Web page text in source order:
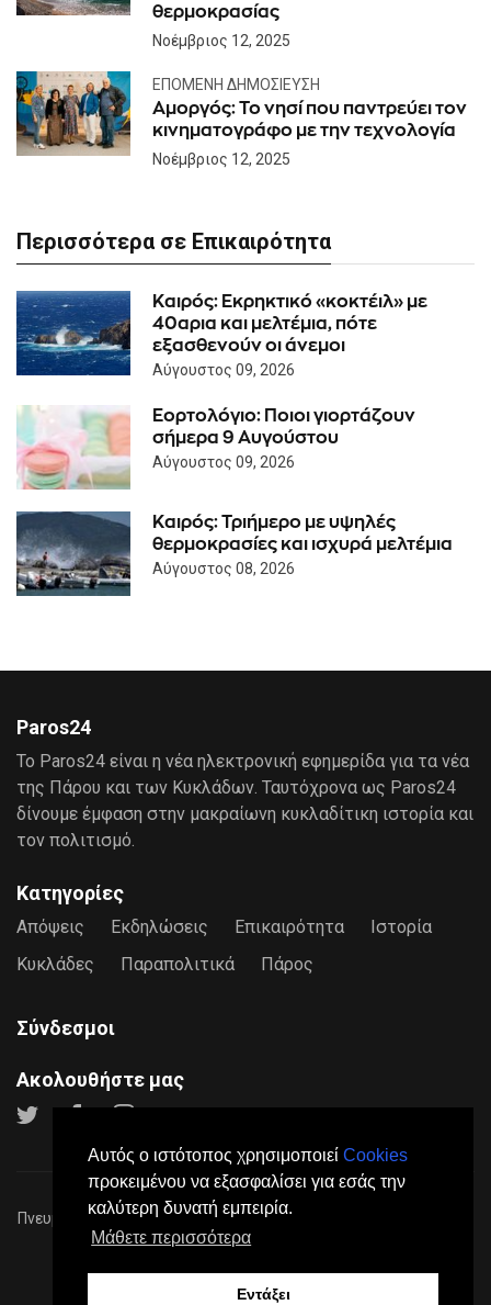
Αυτός ο ιστότοπος χρησιμοποιεί Cookies
προκειμένου να εξασφαλίσει για εσάς την
καλύτερη δυνατή εμπειρία.
Μάθετε περισσότερα
Εντάξει
θερμοκρασίας
Νοέμβριος 12, 2025
ΕΠΌΜΕΝΗ ΔΗΜΟΣΊΕΥΣΗ
Αμοργός: Το νησί που παντρεύει τον
κινηματογράφο με την τεχνολογία
Νοέμβριος 12, 2025
Περισσότερα σε Επικαιρότητα
Καιρός: Eκρηκτικό «κοκτέιλ» με
40αρια και μελτέμια, πότε
εξασθενούν οι άνεμοι
Αύγουστος 09, 2026
Εορτολόγιο: Ποιοι γιορτάζουν
σήμερα 9 Αυγούστου
Αύγουστος 09, 2026
Καιρός: Τριήμερο με υψηλές
θερμοκρασίες και ισχυρά μελτέμια
Αύγουστος 08, 2026
Paros24
Το Paros24 είναι η νέα ηλεκτρονική εφημερίδα για τα νέα
της Πάρου και των Κυκλάδων. Ταυτόχρονα ως Paros24
δίνουμε έμφαση στην μακραίωνη κυκλαδίτικη ιστορία και
τον πολιτισμό.
Κατηγορίες
Απόψεις Εκδηλώσεις Επικαιρότητα
Ιστορία
Κυκλάδες
Παραπολιτικά Πάρος
Σύνδεσμοι
Ακολουθήστε μας
Πνευματικά Δικαιώματα © 2026Paros24
νόμιμου δικαιώματος.
Επικοινωνία